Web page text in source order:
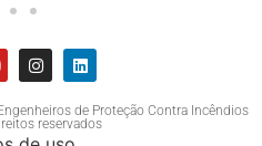
de Proteção Contra Incêndios
reservados